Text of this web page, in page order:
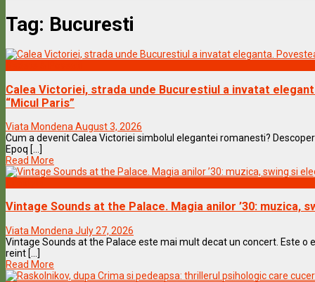
Tag: Bucuresti
Calea Victoriei, strada unde Bucurestiul a invatat
“Micul Paris”
Viata Mondena August 3, 2026
Cum a devenit Calea Victoriei simbolul elegantei romanesti?
Epoq [...]
Read More
Vintage Sounds at the Palace. Magia anilor ’30: muzica,
Viata Mondena July 27, 2026
Vintage Sounds at the Palace este mai mult decat un concert. Este
reint [...]
Read More